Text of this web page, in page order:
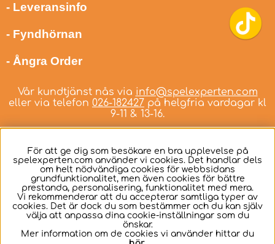
- Leveransinfo
- Fyndhörnan
- Ångra Order
Vår kundtjänst nås via info@spelexperten.com
eller via telefon 026-182427 på helgfria vardagar kl
9-11 & 13-16.
Svenska
För att ge dig som besökare en bra upplevelse på
spelexperten.com använder vi cookies. Det handlar dels
om helt nödvändiga cookies för webbsidans
grundfunktionalitet, men även cookies för bättre
prestanda, personalisering, funktionalitet med mera.
Vi rekommenderar att du accepterar samtliga typer av
cookies. Det är dock du som bestämmer och du kan själv
välja att anpassa dina cookie-inställningar som du
önskar.
Mer information om de cookies vi använder hittar du